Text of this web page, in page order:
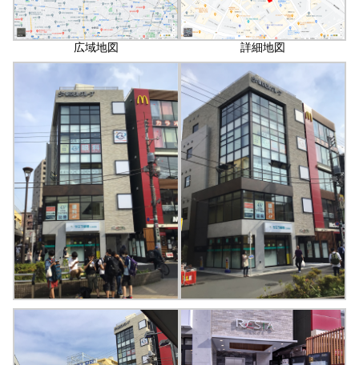
広域地図 詳細地図